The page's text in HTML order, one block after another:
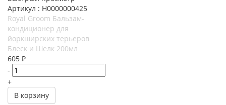
Артикул : Н0000000425
Royal Groom Бальзам-
кондиционер для
йоркширских терьеров
Блеск и Шелк 200мл
605 ₽
-
+
В корзину